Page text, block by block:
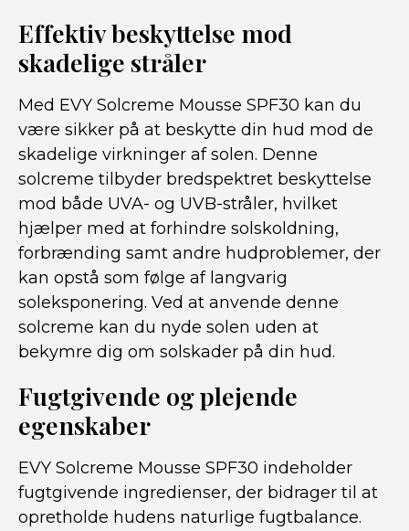
Effektiv beskyttelse mod
skadelige stråler
Med EVY Solcreme Mousse SPF30 kan du
være sikker på at beskytte din hud mod de
skadelige virkninger af solen. Denne
solcreme tilbyder bredspektret beskyttelse
mod både UVA- og UVB-stråler, hvilket
hjælper med at forhindre solskoldning,
forbrænding samt andre hudproblemer, der
kan opstå som følge af langvarig
soleksponering. Ved at anvende denne
solcreme kan du nyde solen uden at
bekymre dig om solskader på din hud.
Fugtgivende og plejende
egenskaber
EVY Solcreme Mousse SPF30 indeholder
fugtgivende ingredienser, der bidrager til at
opretholde hudens naturlige fugtbalance.